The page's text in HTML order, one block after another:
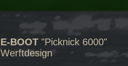
E-BOOT "Picknick 6000"
Werftdesign